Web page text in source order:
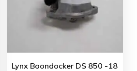
Lynx Boondocker DS 850 -18